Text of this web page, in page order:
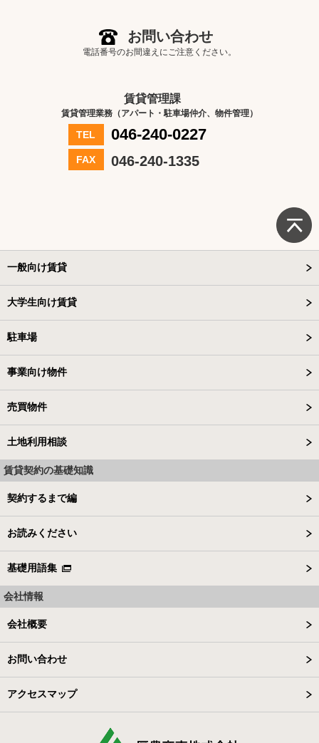
お問い合わせ
電話番号のお間違えにご注意ください。
賃貸管理課
賃貸管理業務（アパート・駐車場仲介、物件管理）
TEL 046-240-0227
FAX 046-240-1335
一般向け賃貸
大学生向け賃貸
駐車場
事業向け物件
売買物件
土地利用相談
賃貸契約の基礎知識
契約するまで編
お読みください
基礎用語集
会社情報
会社概要
お問い合わせ
アクセスマップ